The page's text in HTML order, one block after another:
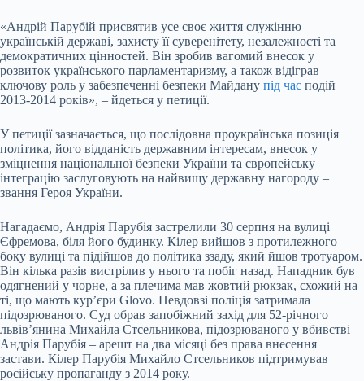
«Андрій Парубій присвятив усе своє життя служінню
українській державі, захисту її суверенітету, незалежності та
демократичних цінностей. Він зробив вагомий внесок у
розвиток українського парламентаризму, а також відіграв
ключову роль у забезпеченні безпеки Майдану під час подій
2013-2014 років», – йдеться у петиції.
У петиції зазначається, що послідовна проукраїнська позиція
політика, його відданість державним інтересам, внесок у
зміцнення національної безпеки України та європейську
інтеграцію заслуговують на найвищу державну нагороду –
звання Героя України.
Нагадаємо, Андрія Парубія застрелили 30 серпня на вулиці
Єфремова, біля його будинку. Кілер вийшов з протилежного
боку вулиці та підійшов до політика ззаду, який йшов тротуаром.
Він кілька разів вистрілив у нього та побіг назад. Нападник був
одягнений у чорне, а за плечима мав жовтий рюкзак, схожий на
ті, що мають кур’єри Glovo. Невдовзі поліція затримала
підозрюваного. Суд обрав запобіжний захід для 52-річного
львів’янина Михайла Стсельникова, підозрюваного у вбивстві
Андрія Парубія – арешт на два місяці без права внесення
застави. Кілер Парубія Михайло Стсельников підтримував
російську пропаганду з 2014 року.